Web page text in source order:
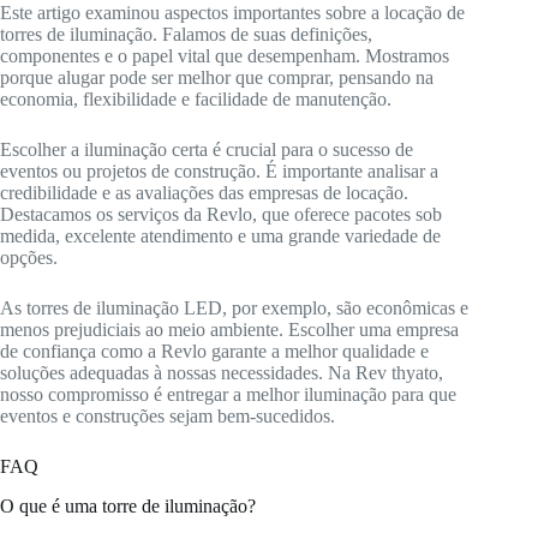
Este artigo examinou aspectos importantes sobre a locação de
torres de iluminação. Falamos de suas definições,
componentes e o papel vital que desempenham. Mostramos
porque alugar pode ser melhor que comprar, pensando na
economia, flexibilidade e facilidade de manutenção.
Escolher a iluminação certa é crucial para o sucesso de
eventos ou projetos de construção. É importante analisar a
credibilidade e as avaliações das empresas de locação.
Destacamos os serviços da Revlo, que oferece pacotes sob
medida, excelente atendimento e uma grande variedade de
opções.
As torres de iluminação LED, por exemplo, são econômicas e
menos prejudiciais ao meio ambiente. Escolher uma empresa
de confiança como a Revlo garante a melhor qualidade e
soluções adequadas à nossas necessidades. Na Rev thyato,
nosso compromisso é entregar a melhor iluminação para que
eventos e construções sejam bem-sucedidos.
FAQ
O que é uma torre de iluminação?